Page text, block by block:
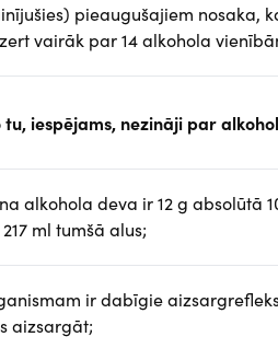
pieaugušajiem nosaka,
vairāk par 14
tu, iespējams, nezināji par
alkohola deva ir 12 g absolūtā
ml tumšā alus;
ir dabīgie
aizsargāt;